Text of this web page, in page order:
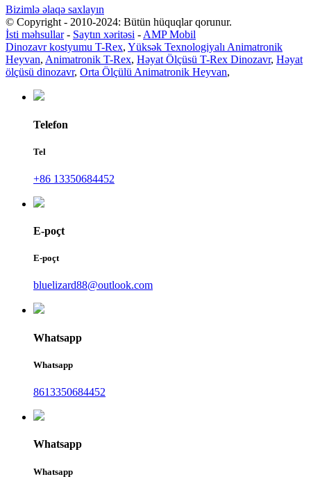
Bizimlə əlaqə saxlayın
© Copyright - 2010-2024: Bütün hüquqlar qorunur.
İsti məhsullar- Saytın xəritəsi - AMP Mobil
Dinozavr kostyumu T-Rex, Yüksək Texnologiyalı Animatronik
Heyvan, Animatronik T-Rex, Həyat Ölçüsü T-Rex Dinozavr, Həyat
ölçüsü dinozavr, Orta Ölçülü Animatronik Heyvan,
Telefon
Tel
+86 13350684452
E-poçt
E-poçt
bluelizard88@outlook.com
Whatsapp
Whatsapp
8613350684452
Whatsapp
Whatsapp